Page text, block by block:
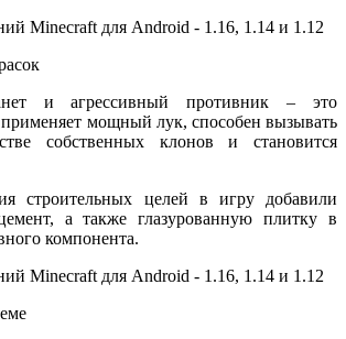
и агрессивный противник – это
мощный лук, способен вызывать
собственных клонов и становится
строительных целей в игру добавили
а также глазурованную плитку в
компонента.